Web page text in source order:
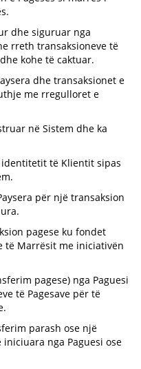
dhe siguruar nga
rreth transaksioneve të
kohe të caktuar.
dhe transaksionet e
me rregulloret e
në Sistem dhe ka
të Klientit sipas
për një transaksion
pagese ku fondet
të Marrësit me iniciativën
pagese) nga Paguesi
të Pagesave për të
parash ose një
nga Paguesi ose